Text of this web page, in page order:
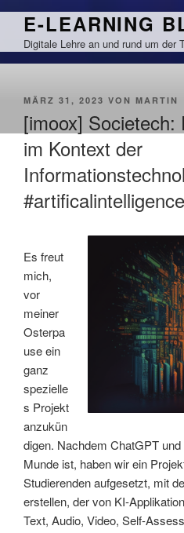
Zum
springen
E-LEARNING
Digitale Lehre an und rund um der
VERÖFFENTLICHT
MÄRZ 31, 2023 VON MARTIN
[imoox]
im Kontext der
Es freut
mich,
vor
meiner
Osterpa
use ein
ganz
spezielle
s Projekt
anzukün
digen. Nachdem ChatGPT
Munde ist, haben wir ein
Studierenden aufgesetzt, mit
erstellen, der von KI-
Text, Audio, Video, Self-